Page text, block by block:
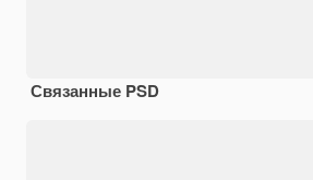
Связанные PSD